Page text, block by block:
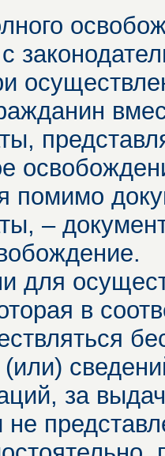
помимо
–
для
в
за
не